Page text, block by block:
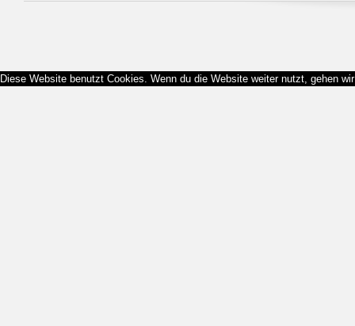
Diese Website benutzt Cookies. Wenn du die Website weiter nutzt, gehen